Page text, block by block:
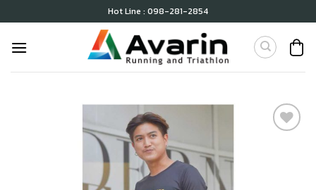
to
content
Hot Line : 098-281-2854